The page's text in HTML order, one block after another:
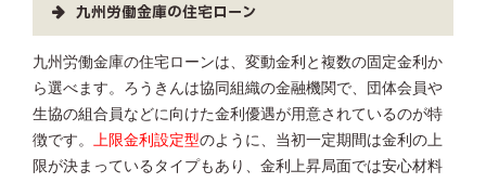
九州労働金庫の住宅ローン
九州労働金庫の住宅ローンは、変動金利と複数の固定金利か
ら選べます。ろうきんは協同組織の金融機関で、団体会員や
生協の組合員などに向けた金利優遇が用意されているのが特
徴です。 上限金利設定型のように、当初一定期間は金利の上
限が決まっているタイプもあり、金利上昇局面では安心材料